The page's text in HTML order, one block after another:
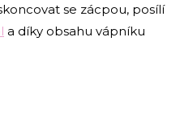
se zácpou, posílí
a díky obsahu vápníku